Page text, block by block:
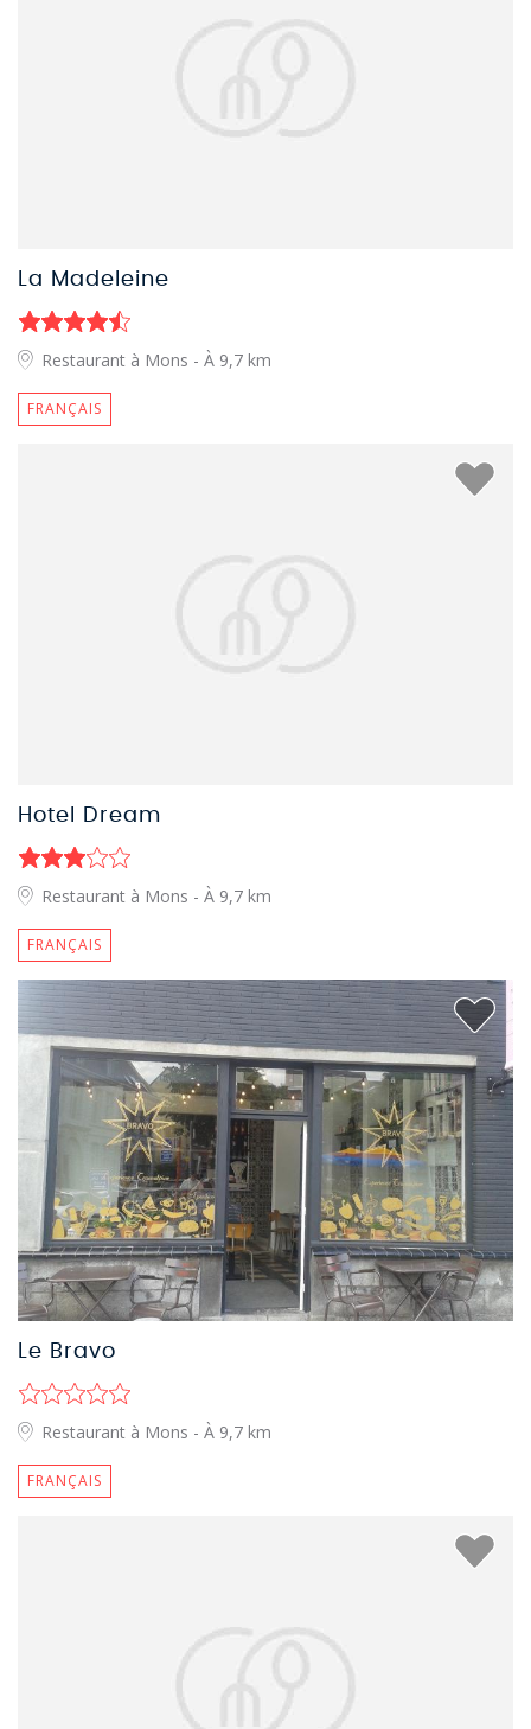
La Madeleine
Restaurant à Mons - À 9,7 km
FRANÇAIS
Hotel Dream
Restaurant à Mons - À 9,7 km
FRANÇAIS
Le Bravo
Restaurant à Mons - À 9,7 km
FRANÇAIS